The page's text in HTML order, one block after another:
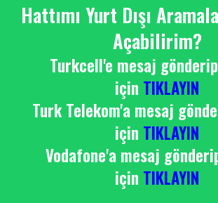
Hattımı Yurt Dışı
Açabilirim?
Turkcell'e mesaj
için TIKLAYIN
Turk Telekom'a mesaj
için TIKLAYIN
Vodafone'a mesaj
için TIKLAYIN